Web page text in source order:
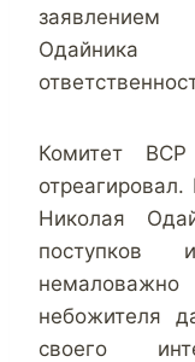
Комитет
отреагировал.
Николая
небожителя
своего